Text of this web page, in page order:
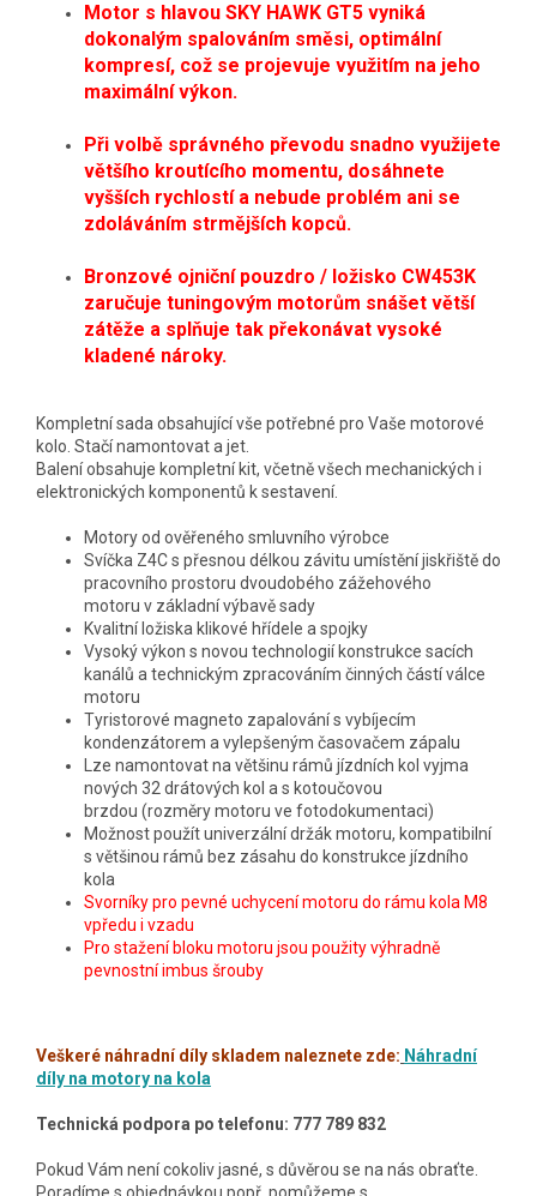
Motor s hlavou SKY HAWK GT5 vyniká
dokonalým spalováním směsi, optimální
kompresí, což se projevuje využitím na jeho
maximální výkon.
Při volbě správného převodu snadno využijete
většího kroutícího momentu, dosáhnete
vyšších rychlostí a nebude problém ani se
zdoláváním strmějších kopců.
Bronzové ojniční pouzdro / ložisko CW453K
zaručuje tuningovým motorům snášet větší
zátěže a splňuje tak překonávat vysoké
kladené nároky.
Kompletní sada obsahující vše potřebné pro Vaše motorové
kolo. Stačí namontovat a jet.
Balení obsahuje kompletní kit, včetně všech mechanických i
elektronických komponentů k sestavení.
Motory od ověřeného smluvního výrobce
Svíčka Z4C s přesnou délkou závitu umístění jiskřištědo
pracovního prostoru dvoudobého zážehového
motoru v základní výbavě sady
Kvalitní ložiska klikové hřídele a spojky
Vysoký výkon s novou technologií konstrukce sacích
kanálů a technickým zpracováním činných částí válce
motoru
Tyristorové magneto zapalování s vybíjecím
kondenzátorem a vylepšeným časovačem zápalu
Lze namontovat na většinu rámů jízdních kol vyjma
nových 32 drátových kol a s kotoučovou
brzdou (rozměry motoru ve fotodokumentaci)
Možnost použít univerzální držák motoru, kompatibilní
s většinou rámů bez zásahu do konstrukce jízdního
kola
Svorníky pro pevné uchycení motoru do rámu kola M8
vpředu i vzadu
Pro stažení bloku motoru jsou použity výhradně
pevnostní imbus šrouby
Veškeré náhradní díly skladem naleznete zde: Náhradní
díly na motory na kola
Technická podpora po telefonu: 777 789 832
Pokud Vám není cokoliv jasné, s důvěrou se na nás obraťte.